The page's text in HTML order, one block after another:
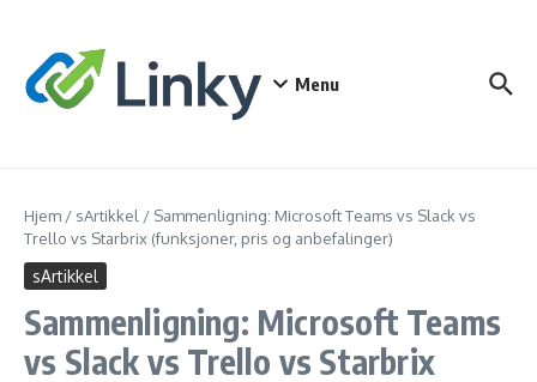
Menu
Hjem / sArtikkel / Sammenligning: Microsoft Teams vs Slack vs
Trello vs Starbrix (funksjoner, pris og anbefalinger)
sArtikkel
Sammenligning: Microsoft Teams
vs Slack vs Trello vs Starbrix